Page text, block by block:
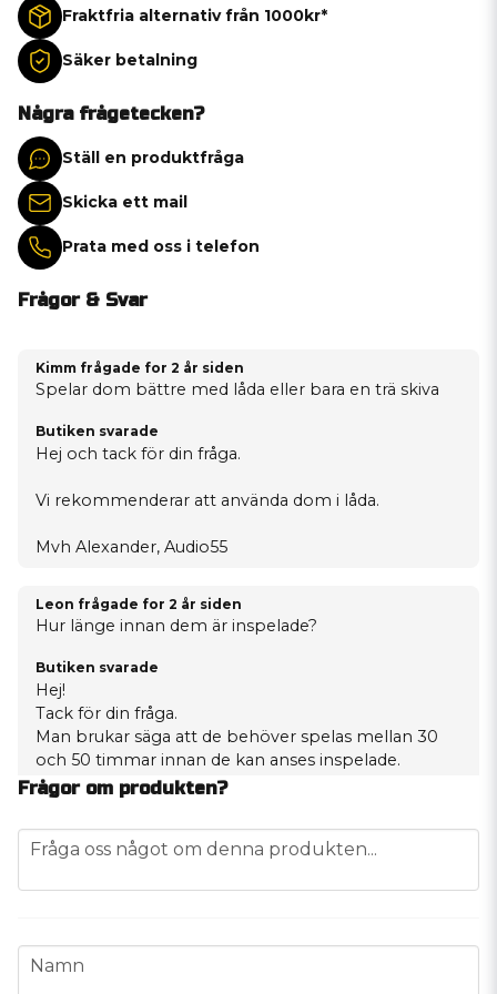
Fraktfria alternativ från 1000kr*
Säker betalning
Några frågetecken?
Ställ en produktfråga
Skicka ett mail
Prata med oss i telefon
Frågor & Svar
Kimm frågade for 2 år siden
Spelar dom bättre med låda eller bara en trä skiva
Butiken svarade
Hej och tack för din fråga.
Vi rekommenderar att använda dom i låda.
Mvh Alexander, Audio55
Leon frågade for 2 år siden
Hur länge innan dem är inspelade?
Butiken svarade
Hej!
Tack för din fråga.
Man brukar säga att de behöver spelas mellan 30
och 50 timmar innan de kan anses inspelade.
Hoppas det svarar på din fråga.
Joakim K
Audio 55
Butiken svarade
Frågor om produkten?
question
Fråga oss något om denna produkten...
name
Namn